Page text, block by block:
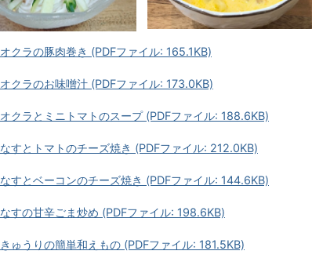
オクラの豚肉巻き (PDFファイル: 165.1KB)
オクラのお味噌汁 (PDFファイル: 173.0KB)
オクラとミニトマトのスープ (PDFファイル: 188.6KB)
なすとトマトのチーズ焼き (PDFファイル: 212.0KB)
なすとベーコンのチーズ焼き (PDFファイル: 144.6KB)
なすの甘辛ごま炒め (PDFファイル: 198.6KB)
きゅうりの簡単和えもの (PDFファイル: 181.5KB)